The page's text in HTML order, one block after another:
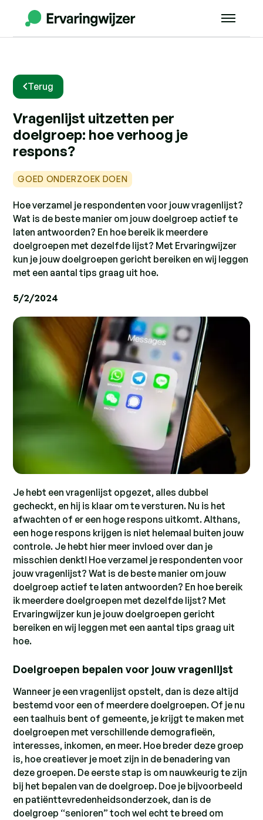
Terug
Vragenlijst uitzetten per
doelgroep: hoe verhoog je
respons?
GOED ONDERZOEK DOEN
Hoe verzamel je respondenten voor jouw vragenlijst?
Wat is de beste manier om jouw doelgroep actief te
laten antwoorden? En hoe bereik ik meerdere
doelgroepen met dezelfde lijst? Met Ervaringwijzer
kun je jouw doelgroepen gericht bereiken en wij leggen
met een aantal tips graag uit hoe.
5/2/2024
Je hebt een vragenlijst opgezet, alles dubbel
gecheckt, en hij is klaar om te versturen. Nu is het
afwachten of er een hoge respons uitkomt. Althans,
een hoge respons krijgen is niet helemaal buiten jouw
controle. Je hebt hier meer invloed over dan je
misschien denkt! Hoe verzamel je respondenten voor
jouw vragenlijst? Wat is de beste manier om jouw
doelgroep actief te laten antwoorden? En hoe bereik
ik meerdere doelgroepen met dezelfde lijst? Met
Ervaringwijzer kun je jouw doelgroepen gericht
bereiken en wij leggen met een aantal tips graag uit
hoe.
Doelgroepen bepalen voor jouw vragenlijst
Wanneer je een vragenlijst opstelt, dan is deze altijd
bestemd voor een of meerdere doelgroepen. Of je nu
een taalhuis bent of gemeente, je krijgt te maken met
doelgroepen met verschillende demografieën,
interesses, inkomen, en meer. Hoe breder deze groep
is, hoe creatiever je moet zijn in de benadering van
deze groepen. De eerste stap is om nauwkeurig te zijn
bij het bepalen van de doelgroep. Doe je bijvoorbeeld
en patiënttevredenheidsonderzoek, dan is de
doelgroep “senioren” toch wel echt te breed om